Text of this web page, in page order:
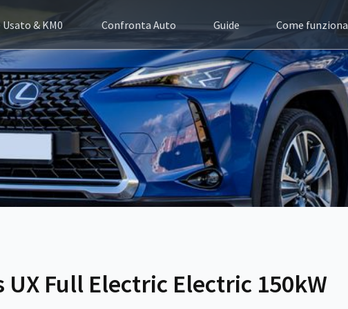
& KM0 Confronta Auto Guide Come funziona
Full Electric Electric 150kW